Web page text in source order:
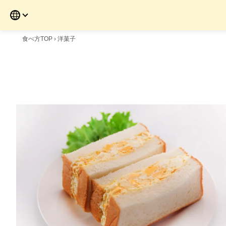
食べ方TOP › 洋菓子